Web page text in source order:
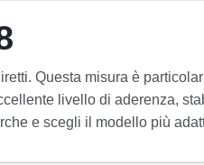
Questa misura è
livello di aderenza,
e scegli il modello più